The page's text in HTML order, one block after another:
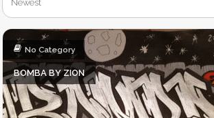
BOMBA BY ZION
No Category